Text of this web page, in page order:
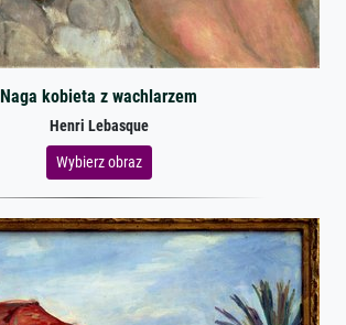
Naga kobieta z wachlarzem
Henri Lebasque
Wybierz obraz